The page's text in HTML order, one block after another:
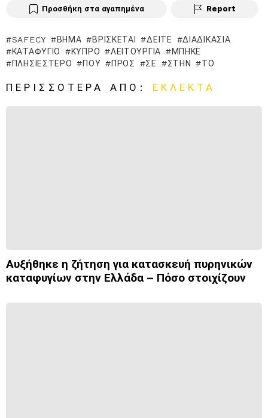
Προσθήκη στα αγαπημένα Report
SAFECY ΒΉΜΑ ΒΡΊΣΚΕΤΑΙ ΔΕΊΤΕ
ΔΙΑΔΙΚΑΣΊΑ
ΚΑΤΑΦΎΓΙΟ
ΚΎΠΡΟ ΛΕΙΤΟΥΡΓΊΑ
ΜΠΉΚΕ
ΠΛΗΣΙΈΣΤΕΡΟ
ΠΟΥ ΠΡΟΣ ΣΕ ΣΤΗΝ ΤΟ
ΠΕΡΙΣΣΌΤΕΡΑ ΑΠΌ: ΕΚΛΕΚΤΆ
Αυξήθηκε η ζήτηση για κατασκευή πυρηνικών
καταφυγίων στην Ελλάδα – Πόσο στοιχίζουν